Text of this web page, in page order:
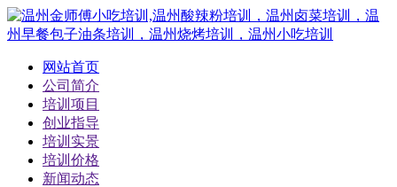
网站首页
公司简介
培训项目
创业指导
培训实景
培训价格
新闻动态